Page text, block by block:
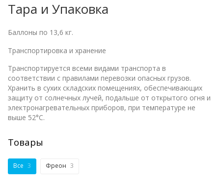
Тара и Упаковка
Баллоны по 13,6 кг.
Транспортировка и хранение
Транспортируется всеми видами транспорта в
соответствии с правилами перевозки опасных грузов.
Хранить в сухих складских помещениях, обеспечивающих
защиту от солнечных лучей, подальше от открытого огня и
электронагревательных приборов, при температуре не
выше 52°С.
Товары
Все 3 Фреон 3